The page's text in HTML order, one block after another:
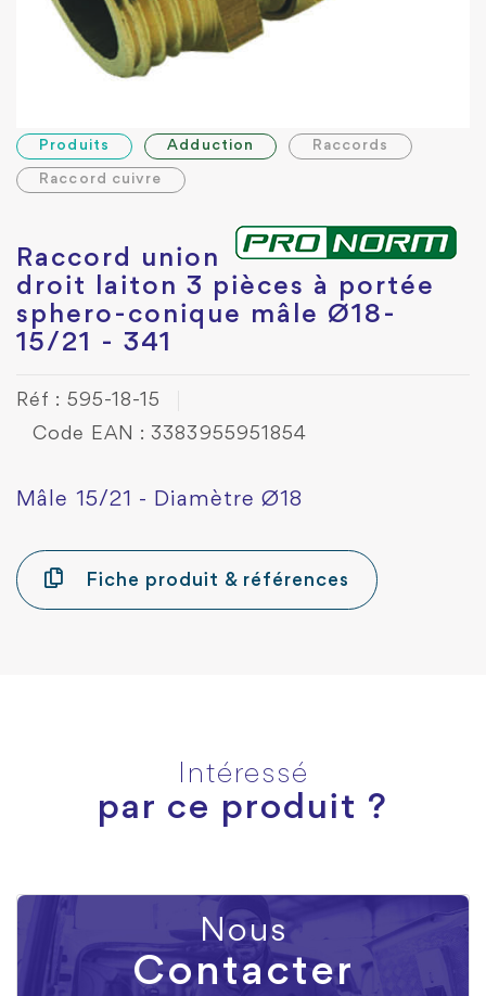
Produits Adduction Raccords
Raccord cuivre
Raccord union
droit laiton 3 pièces à portée
sphero-conique mâle Ø18-
15/21 - 341
Réf : 595-18-15
Code EAN : 3383955951854
Mâle 15/21 - Diamètre Ø18
Fiche produit & références
Intéressé
par ce produit ?
Nous
Contacter